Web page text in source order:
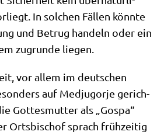
In sol­chen Fäl­len könn­te
und Betrug han­deln oder ein
zugrun­de liegen.
vor allem im deut­schen
auf Med­jug­or­je gerich­
Got­tes­mut­ter als „Gos­pa“
Orts­bi­schof sprach früh­zei­tig